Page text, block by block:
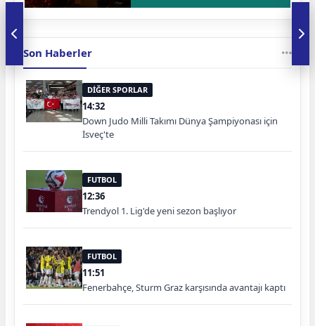
Son Haberler
DİĞER SPORLAR
14:32
Down Judo Milli Takımı Dünya Şampiyonası için
İsveç'te
FUTBOL
12:36
Trendyol 1. Lig'de yeni sezon başlıyor
FUTBOL
11:51
Fenerbahçe, Sturm Graz karşısında avantajı kaptı